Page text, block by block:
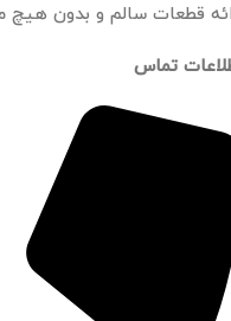
قطعات سالم و بدون هیچ
تماس